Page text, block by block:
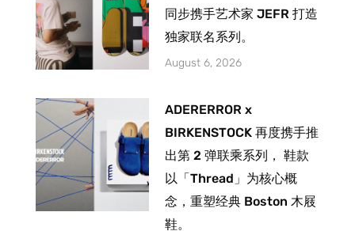
同步携手艺术家 JEFR 打造
独家联名系列。
August 6, 2026
ADERERROR x
BIRKENSTOCK 再度携手推
出第 2 弹联乘系列， 鞋款
以「Thread」为核心概
念，重塑经典 Boston 木屐
鞋。